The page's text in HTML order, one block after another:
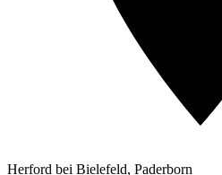
Herford bei Bielefeld, Paderborn